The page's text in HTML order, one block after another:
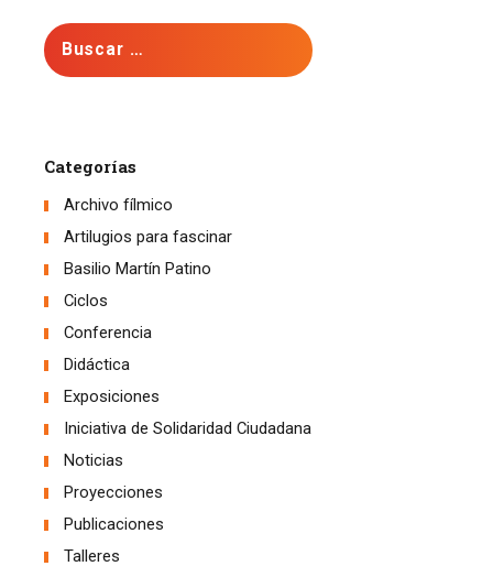
Buscar:
Categorías
Archivo fílmico
Artilugios para fascinar
Basilio Martín Patino
Ciclos
Conferencia
Didáctica
Exposiciones
Iniciativa de Solidaridad Ciudadana
Noticias
Proyecciones
Publicaciones
Talleres